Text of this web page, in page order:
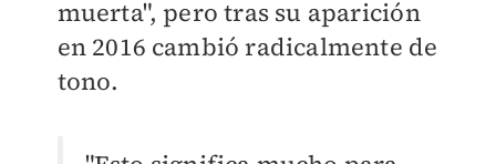
muerta", pero tras su aparición
en 2016 cambió radicalmente de
tono.